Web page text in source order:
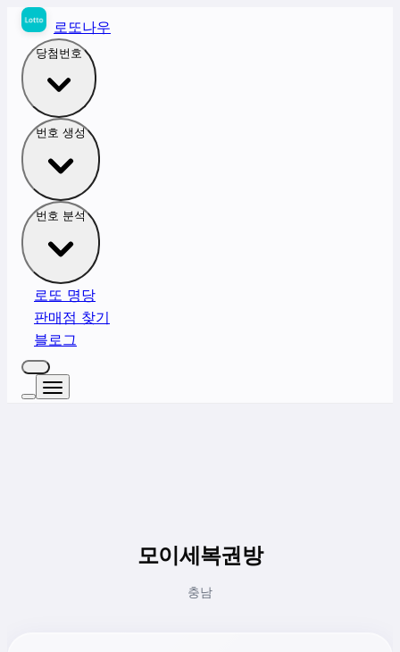
로또나우
당첨번호
번호 생성
번호 분석
로또 명당
판매점 찾기
블로그
모이세복권방
충남